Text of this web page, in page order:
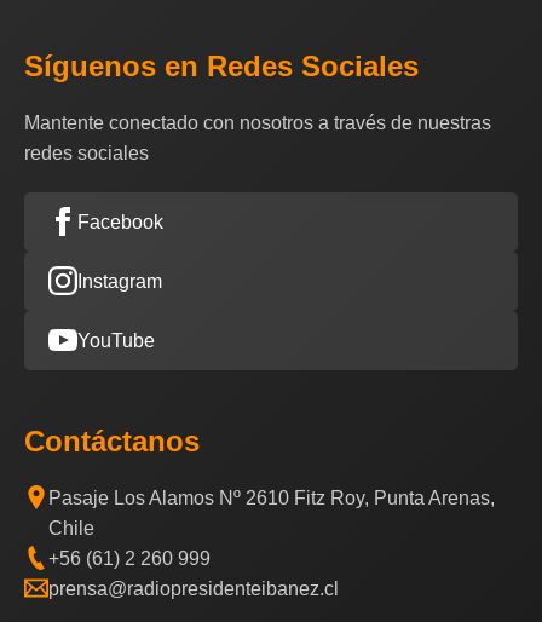
Síguenos en Redes Sociales
Mantente conectado con nosotros a través de nuestras
redes sociales
Facebook
Instagram
YouTube
Contáctanos
Pasaje Los Alamos Nº 2610 Fitz Roy, Punta Arenas,
Chile
+56 (61) 2 260 999
prensa@radiopresidenteibanez.cl